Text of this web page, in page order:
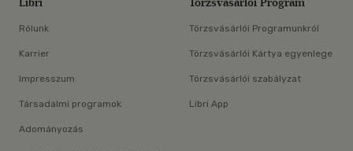
Libri
Rólunk
Karrier
Impresszum
Társadalmi programok
Adományozás
Törzsvásárlói Program
Törzsvásárlói Programunkról
Törzsvásárlói Kártya egyenlege
Törzsvásárlói szabályzat
Libri App